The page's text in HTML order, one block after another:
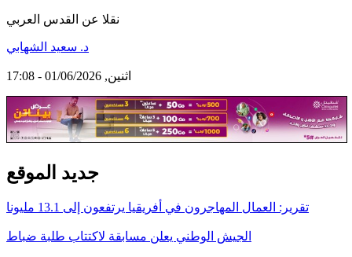
نقلا عن القدس العربي
د. سعيد الشهابي
اثنين, 01/06/2026 - 17:08
جديد الموقع
تقرير: العمال المهاجرون في أفريقيا يرتفعون إلى 13.1 مليونا
الجيش الوطني يعلن مسابقة لاكتتاب طلبة ضباط